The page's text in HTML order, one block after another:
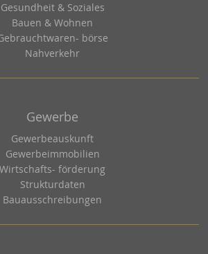
Gesundheit & Soziales
Bauen & Wohnen
börse
Nahverkehr
Gewerbe
Gewerbeauskunft
Gewerbeimmobilien
Wirtschafts- förderung
Strukturdaten
Bauausschreibungen